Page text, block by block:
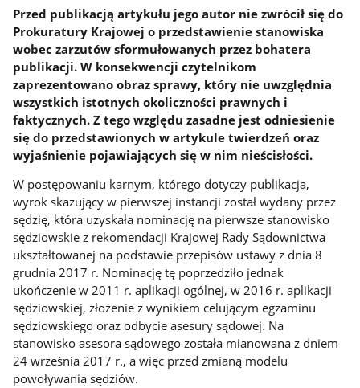
Przed publikacją artykułu jego autor nie zwrócił się do
Prokuratury Krajowej o przedstawienie stanowiska
wobec zarzutów sformułowanych przez bohatera
publikacji. W konsekwencji czytelnikom
zaprezentowano obraz sprawy, który nie uwzględnia
wszystkich istotnych okoliczności prawnych i
faktycznych. Z tego względu zasadne jest odniesienie
się do przedstawionych w artykule twierdzeń oraz
wyjaśnienie pojawiających się w nim nieścisłości.
W postępowaniu karnym, którego dotyczy publikacja,
wyrok skazujący w pierwszej instancji został wydany przez
sędzię, która uzyskała nominację na pierwsze stanowisko
sędziowskie z rekomendacji Krajowej Rady Sądownictwa
ukształtowanej na podstawie przepisów ustawy z dnia 8
grudnia 2017 r. Nominację tę poprzedziło jednak
ukończenie w 2011 r. aplikacji ogólnej, w 2016 r. aplikacji
sędziowskiej, złożenie z wynikiem celującym egzaminu
sędziowskiego oraz odbycie asesury sądowej. Na
stanowisko asesora sądowego została mianowana z dniem
24 września 2017 r., a więc przed zmianą modelu
powoływania sędziów.